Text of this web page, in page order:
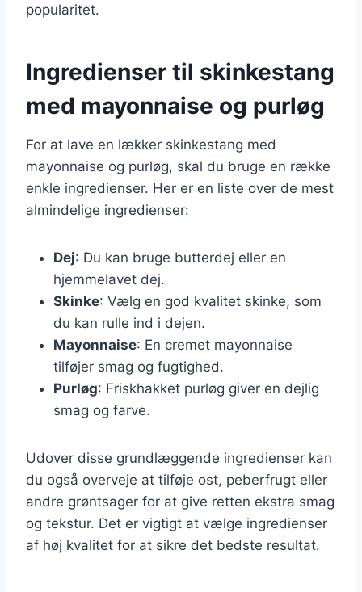
popularitet.
Ingredienser til skinkestang
med mayonnaise og purløg
For at lave en lækker skinkestang med
mayonnaise og purløg, skal du bruge en række
enkle ingredienser. Her er en liste over de mest
almindelige ingredienser:
Dej: Du kan bruge butterdej eller en
hjemmelavet dej.
Skinke: Vælg en god kvalitet skinke, som
du kan rulle ind i dejen.
Mayonnaise: En cremet mayonnaise
tilføjer smag og fugtighed.
Purløg: Friskhakket purløg giver en dejlig
smag og farve.
Udover disse grundlæggende ingredienser kan
du også overveje at tilføje ost, peberfrugt eller
andre grøntsager for at give retten ekstra smag
og tekstur. Det er vigtigt at vælge ingredienser
af høj kvalitet for at sikre det bedste resultat.